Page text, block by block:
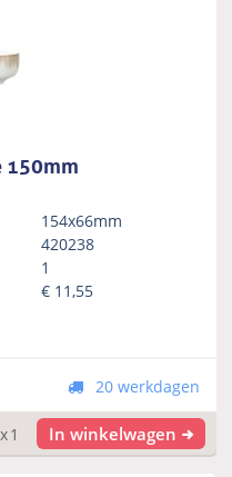
150mm
154x66mm
420238
1
€ 11,55
20 werkdagen
x1 In winkelwagen